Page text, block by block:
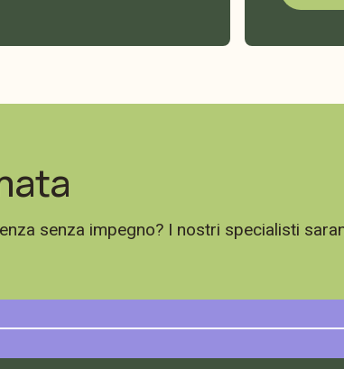
senza impegno? I nostri specialisti